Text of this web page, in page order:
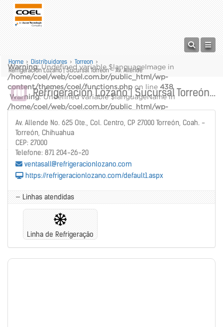
Warning: Undefined variable $languageImage in
/home/coel/web/coel.com.br/public_html/wp-
content/themes/coel/functions.php on line 438
Warning: Undefined variable $languageName in
/home/coel/web/coel.com.br/public_html/wp-
alt="" />
Warning : Undefined variable $languageName in
/home/coel/web/coel.com.br/public_html/wp-
content/themes/coel/functions.php
Home > Distribuidores > Torreon >
Refrigeración Lozano | Sucursal Torreón – Av. Allende
Refrigeración Lozano | Sucursal Torreón – Av. Allende
Av. Allende No. 625 Ote., Col. Centro, CP 27000 Torreón, Coah. -
Torreón, Chihuahua
CEP: 27000
Telefone: 871 204-26-20
ventasall@refrigeracionlozano.com
https://refrigeracionlozano.com/default1.aspx
— Linhas atendidas
Linha de Refrigeração